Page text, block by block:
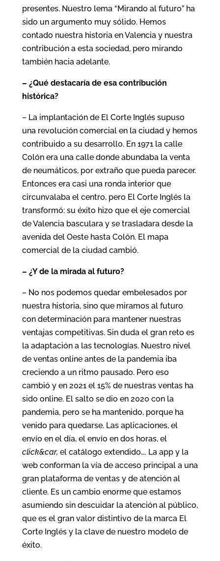
presentes. Nuestro lema “Mirando al futuro” ha
sido un argumento muy sólido. Hemos
contado nuestra historia en Valencia y nuestra
contribución a esta sociedad, pero mirando
también hacia adelante.
– ¿Qué destacaría de esa contribución
histórica?
– La implantación de El Corte Inglés supuso
una revolución comercial en la ciudad y hemos
contribuido a su desarrollo. En 1971 la calle
Colón era una calle donde abundaba la venta
de neumáticos, por extraño que pueda parecer.
Entonces era casi una ronda interior que
circunvalaba el centro, pero El Corte Inglés la
transformó: su éxito hizo que el eje comercial
de Valencia basculara y se trasladara desde la
avenida del Oeste hasta Colón. El mapa
comercial de la ciudad cambió.
– ¿Y de la mirada al futuro?
– No nos podemos quedar embelesados por
nuestra historia, sino que miramos al futuro
con determinación para mantener nuestras
ventajas competitivas. Sin duda el gran reto es
la adaptación a las tecnologías. Nuestro nivel
de ventas online antes de la pandemia iba
creciendo a un ritmo pausado. Pero eso
cambió y en 2021 el 15% de nuestras ventas ha
sido online. El salto se dio en 2020 con la
pandemia, pero se ha mantenido, porque ha
venido para quedarse. Las aplicaciones, el
envío en el día, el envío en dos horas, el
click&car, el catálogo extendido…. La app y la
web conforman la vía de acceso principal a una
gran plataforma de ventas y de atención al
cliente. Es un cambio enorme que estamos
asumiendo sin descuidar la atención al público,
que es el gran valor distintivo de la marca El
Corte Inglés y la clave de nuestro modelo de
éxito.